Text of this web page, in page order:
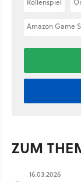
Rollenspiel
Amazon Game
ZUM
16.03.2026